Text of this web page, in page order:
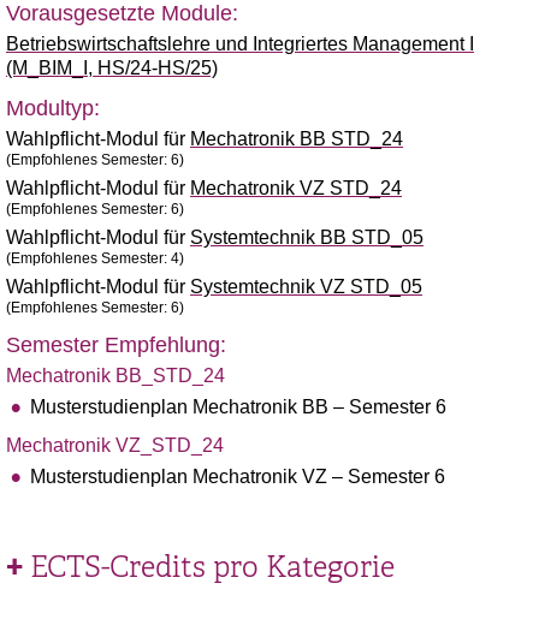
Vorausgesetzte Module:
Betriebswirtschaftslehre und Integriertes Management I
(M_BIM_I, HS/24-HS/25)
Modultyp:
Wahlpflicht-Modul für Mechatronik BB STD_24
(Empfohlenes Semester: 6)
Wahlpflicht-Modul für Mechatronik VZ STD_24
(Empfohlenes Semester: 6)
Wahlpflicht-Modul für Systemtechnik BB STD_05
(Empfohlenes Semester: 4)
Wahlpflicht-Modul für Systemtechnik VZ STD_05
(Empfohlenes Semester: 6)
Semester Empfehlung:
Mechatronik BB_STD_24
Musterstudienplan Mechatronik BB – Semester 6
Mechatronik VZ_STD_24
Musterstudienplan Mechatronik VZ – Semester 6
ECTS-Credits pro Kategorie